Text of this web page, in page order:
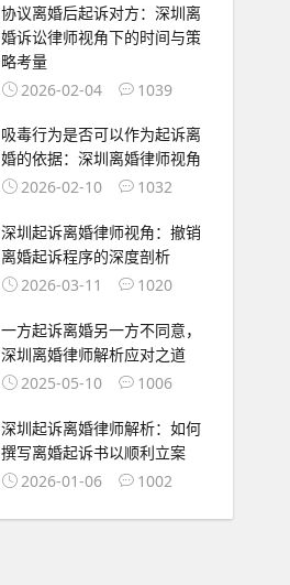
协议离婚后起诉对方：深圳离
婚诉讼律师视角下的时间与策
略考量
2026-02-04
1039
吸毒行为是否可以作为起诉离
婚的依据：深圳离婚律师视角
2026-02-10
1032
深圳起诉离婚律师视角：撤销
离婚起诉程序的深度剖析
2026-03-11
1020
一方起诉离婚另一方不同意，
深圳离婚律师解析应对之道
2025-05-10
1006
深圳起诉离婚律师解析：如何
撰写离婚起诉书以顺利立案
2026-01-06
1002